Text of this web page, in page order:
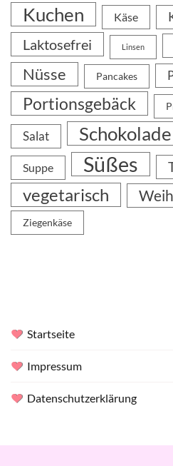
Kuchen Käse
Laktosefrei Linsen
Nüsse Pancakes
Portionsgebäck
Salat Schokolade
Suppe Süßes
vegetarisch
Ziegenkäse
Startseite
Impressum
Datenschutzerklärung